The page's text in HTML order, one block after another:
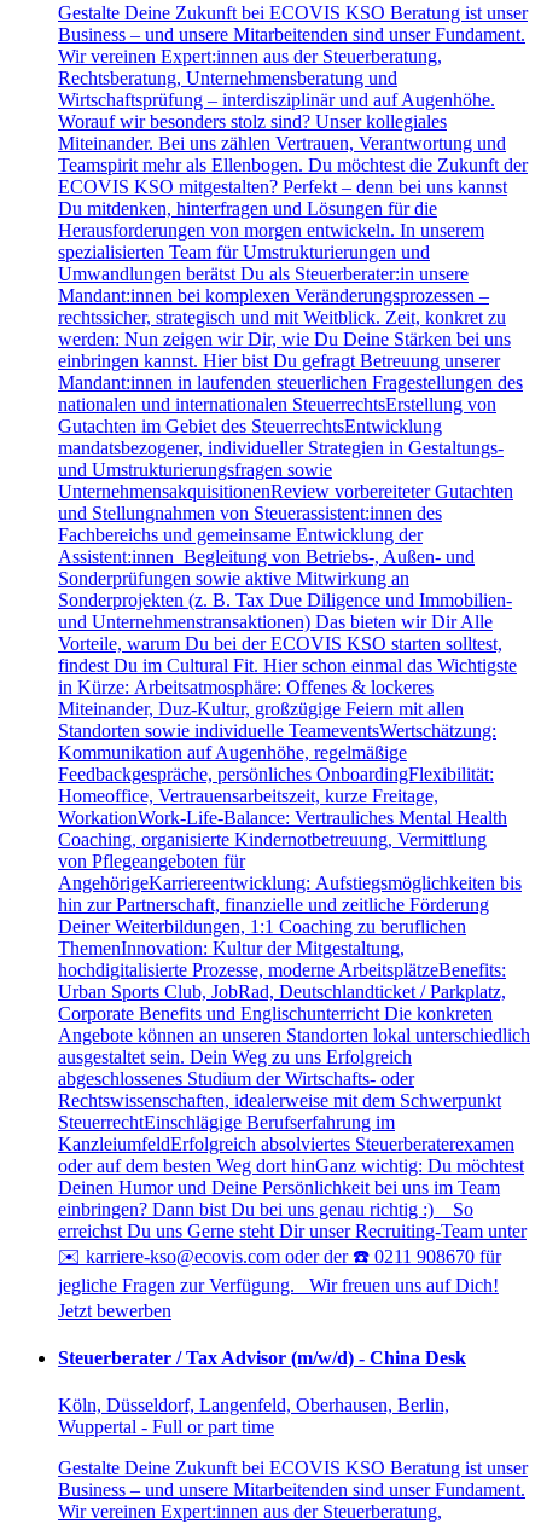
Gestalte Deine Zukunft bei ECOVIS KSO Beratung ist unser
Business – und unsere Mitarbeitenden sind unser Fundament.
Wir vereinen Expert:innen aus der Steuerberatung,
Rechtsberatung, Unternehmensberatung und
Wirtschaftsprüfung – interdisziplinär und auf Augenhöhe.
Worauf wir besonders stolz sind? Unser kollegiales
Miteinander. Bei uns zählen Vertrauen, Verantwortung und
Teamspirit mehr als Ellenbogen. Du möchtest die Zukunft der
ECOVIS KSO mitgestalten? Perfekt – denn bei uns kannst
Du mitdenken, hinterfragen und Lösungen für die
Herausforderungen von morgen entwickeln. In unserem
spezialisierten Team für Umstrukturierungen und
Umwandlungen berätst Du als Steuerberater:in unsere
Mandant:innen bei komplexen Veränderungsprozessen –
rechtssicher, strategisch und mit Weitblick. Zeit, konkret zu
werden: Nun zeigen wir Dir, wie Du Deine Stärken bei uns
einbringen kannst. Hier bist Du gefragt Betreuung unserer
Mandant:innen in laufenden steuerlichen Fragestellungen des
nationalen und internationalen SteuerrechtsErstellung von
Gutachten im Gebiet des SteuerrechtsEntwicklung
mandatsbezogener, individueller Strategien in Gestaltungs-
und Umstrukturierungsfragen sowie
UnternehmensakquisitionenReview vorbereiteter Gutachten
und Stellungnahmen von Steuerassistent:innen des
Fachbereichs und gemeinsame Entwicklung der
Assistent:innen Begleitung von Betriebs-, Außen- und
Sonderprüfungen sowie aktive Mitwirkung an
Sonderprojekten (z. B. Tax Due Diligence und Immobilien-
und Unternehmenstransaktionen) Das bieten wir Dir Alle
Vorteile, warum Du bei der ECOVIS KSO starten solltest,
findest Du im Cultural Fit. Hier schon einmal das Wichtigste
in Kürze: Arbeitsatmosphäre: Offenes & lockeres
Miteinander, Duz-Kultur, großzügige Feiern mit allen
Standorten sowie individuelle TeameventsWertschätzung:
Kommunikation auf Augenhöhe, regelmäßige
Feedbackgespräche, persönliches OnboardingFlexibilität:
Homeoffice, Vertrauensarbeitszeit, kurze Freitage,
WorkationWork-Life-Balance: Vertrauliches Mental Health
Coaching, organisierte Kindernotbetreuung, Vermittlung
von Pflegeangeboten für
AngehörigeKarriereentwicklung: Aufstiegsmöglichkeiten bis
hin zur Partnerschaft, finanzielle und zeitliche Förderung
Deiner Weiterbildungen, 1:1 Coaching zu beruflichen
ThemenInnovation: Kultur der Mitgestaltung,
hochdigitalisierte Prozesse, moderne ArbeitsplätzeBenefits:
Urban Sports Club, JobRad, Deutschlandticket / Parkplatz,
Corporate Benefits und Englischunterricht Die konkreten
Angebote können an unseren Standorten lokal unterschiedlich
ausgestaltet sein. Dein Weg zu uns Erfolgreich
abgeschlossenes Studium der Wirtschafts- oder
Rechtswissenschaften, idealerweise mit dem Schwerpunkt
SteuerrechtEinschlägige Berufserfahrung im
KanzleiumfeldErfolgreich absolviertes Steuerberaterexamen
oder auf dem besten Weg dort hinGanz wichtig: Du möchtest
Deinen Humor und Deine Persönlichkeit bei uns im Team
einbringen? Dann bist Du bei uns genau richtig :) So
erreichst Du uns Gerne steht Dir unser Recruiting-Team unter
✉️ karriere-kso@ecovis.com oder der ☎️ 0211 908670 für
jegliche Fragen zur Verfügung. Wir freuen uns auf Dich!
Jetzt bewerben
Steuerberater / Tax Advisor (m/w/d) - China Desk
Köln, Düsseldorf, Langenfeld, Oberhausen, Berlin,
Wuppertal - Full or part time
Gestalte Deine Zukunft bei ECOVIS KSO Beratung ist unser
Business – und unsere Mitarbeitenden sind unser Fundament.
Wir vereinen Expert:innen aus der Steuerberatung,